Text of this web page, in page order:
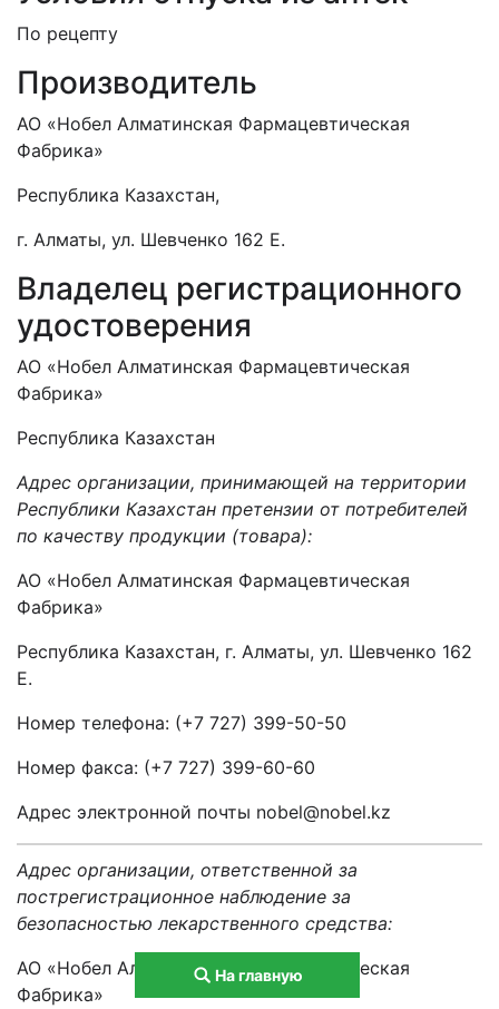
По рецепту
Производитель
АО «Нобел Алматинская Фармацевтическая
Фабрика»
Республика Казахстан,
г. Алматы, ул. Шевченко 162 Е.
Владелец регистрационного
удостоверения
АО «Нобел Алматинская Фармацевтическая
Фабрика»
Республика Казахстан
Адрес организации, принимающей на территории
Республики Казахстан претензии от потребителей
по качеству продукции (товара):
АО «Нобел Алматинская Фармацевтическая
Фабрика»
Республика Казахстан, г. Алматы, ул. Шевченко 162
Е.
Номер телефона: (+7 727) 399-50-50
Номер факса: (+7 727) 399-60-60
Адрес электронной почты nobel@nobel.kz
Адрес организации, ответственной за
пострегистрационное наблюдение за
безопасностью лекарственного средства:
АО «Нобел Алматинская Фармацевтическая
Фабрика»
На главную